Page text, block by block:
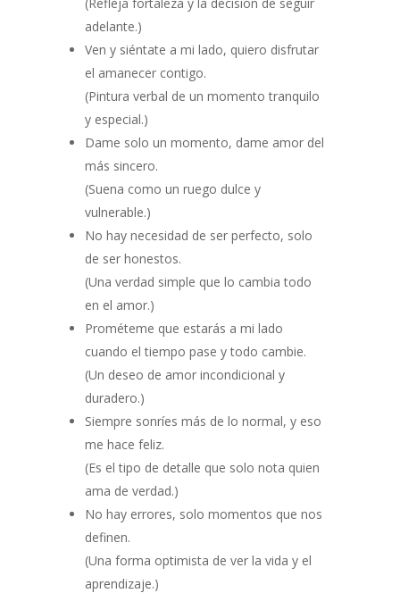
adelante.)
Ven y siéntate a mi lado, quiero disfrutar
el amanecer contigo.
(Pintura verbal de un momento tranquilo
y especial.)
Dame solo un momento, dame amor del
más sincero.
(Suena como un ruego dulce y
vulnerable.)
No hay necesidad de ser perfecto, solo
de ser honestos.
(Una verdad simple que lo cambia todo
en el amor.)
Prométeme que estarás a mi lado
cuando el tiempo pase y todo cambie.
(Un deseo de amor incondicional y
duradero.)
Siempre sonríes más de lo normal, y eso
me hace feliz.
(Es el tipo de detalle que solo nota quien
ama de verdad.)
No hay errores, solo momentos que nos
definen.
(Una forma optimista de ver la vida y el
aprendizaje.)